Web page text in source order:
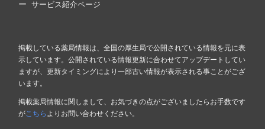
サービス紹介ページ
掲載している薬局情報は、全国の厚生局で公開されている情報を元に表
示しています。公開されている情報更新に合わせてアップデートしてい
ますが、更新タイミングにより一部古い情報が表示される事ことがござ
います。
掲載薬局情報に関しまして、お気づきの点がございましたらお手数です
がこちら よりお問い合わせください。